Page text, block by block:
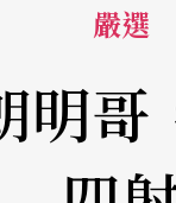
嚴選
明哥